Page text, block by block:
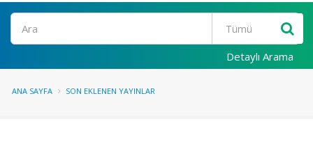
Ara
Detaylı Arama
ANA SAYFA SON EKLENEN YAYINLAR